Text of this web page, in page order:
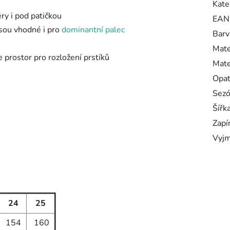
i pod patičkou
vhodné i prodominantní palec
prostor pro rozložení prstíků
24
25
154
160
EAN